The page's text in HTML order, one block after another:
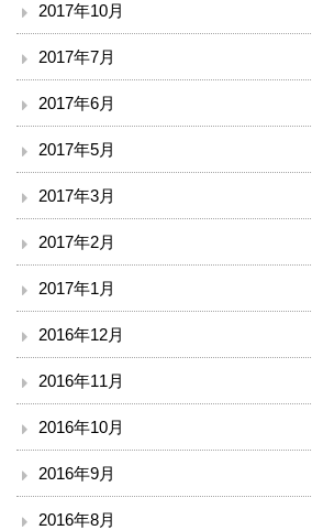
2017年10月
2017年7月
2017年6月
2017年5月
2017年3月
2017年2月
2017年1月
2016年12月
2016年11月
2016年10月
2016年9月
2016年8月